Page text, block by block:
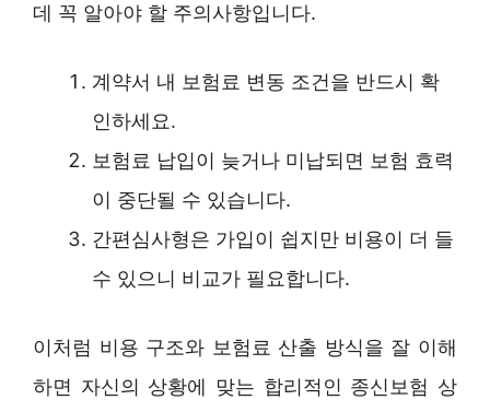
데 꼭 알아야 할 주의사항입니다.
계약서 내 보험료 변동 조건을 반드시 확
인하세요.
보험료 납입이 늦거나 미납되면 보험 효력
이 중단될 수 있습니다.
간편심사형은 가입이 쉽지만 비용이 더 들
수 있으니 비교가 필요합니다.
이처럼 비용 구조와 보험료 산출 방식을 잘 이해
하면 자신의 상황에 맞는 합리적인 종신보험 상